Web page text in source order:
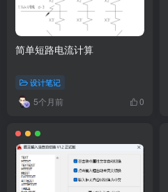
简单短路电流计算
设计笔记
5个月前 0